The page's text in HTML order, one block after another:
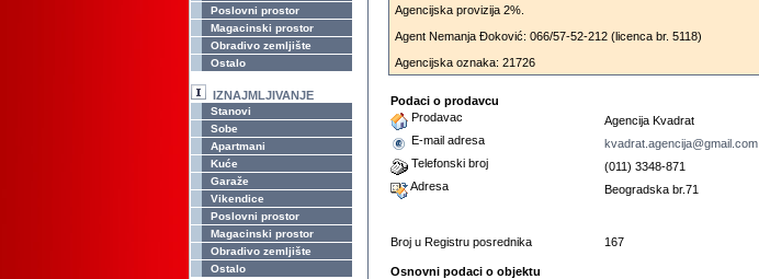
Poslovni prostor
Magacinski prostor
Obradivo zemljište
Ostalo
IZNAJMLJIVANJE
Stanovi
Sobe
Apartmani
Kuće
Garaže
Vikendice
Poslovni prostor
Magacinski prostor
Obradivo zemljište
Ostalo
Agencijska provizija 2%.
Agent Nemanja Đoković: 066/57-52-212 (licenca br. 5118)
Agencijska oznaka: 21726
Podaci o prodavcu
Prodavac
Agencija Kvadrat
E-mail adresa
kvadrat.agencija@gmail.com
Telefonski broj
(011) 3348-871
Adresa
Beogradska br.71
Broj u Registru posrednika 167
Osnovni podaci o objektu